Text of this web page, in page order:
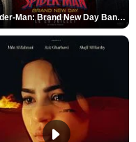
Spider-Man: Brand New Day Bande-annonce VO STFR